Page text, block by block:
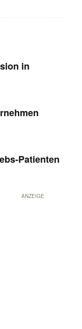
in
Patienten
ANZEIGE